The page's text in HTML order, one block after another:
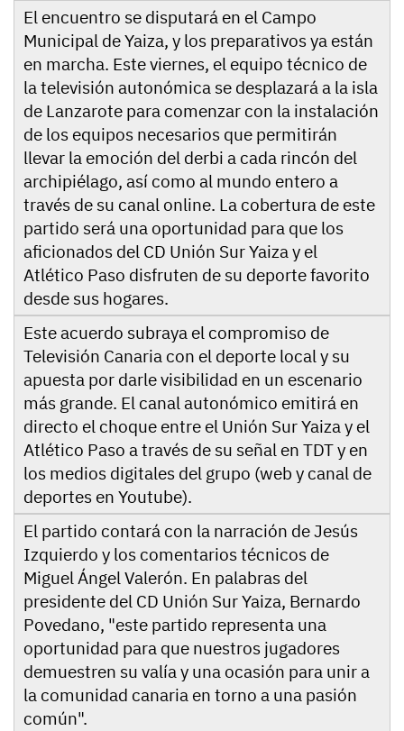
El encuentro se disputará en el Campo
Municipal de Yaiza, y los preparativos ya están
en marcha. Este viernes, el equipo técnico de
la televisión autonómica se desplazará a la isla
de Lanzarote para comenzar con la instalación
de los equipos necesarios que permitirán
llevar la emoción del derbi a cada rincón del
archipiélago, así como al mundo entero a
través de su canal online. La cobertura de este
partido será una oportunidad para que los
aficionados del CD Unión Sur Yaiza y el
Atlético Paso disfruten de su deporte favorito
desde sus hogares.
Este acuerdo subraya el compromiso de
Televisión Canaria con el deporte local y su
apuesta por darle visibilidad en un escenario
más grande. El canal autonómico emitirá en
directo el choque entre el Unión Sur Yaiza y el
Atlético Paso a través de su señal en TDT y en
los medios digitales del grupo (web y canal de
deportes en Youtube).
El partido contará con la narración de Jesús
Izquierdo y los comentarios técnicos de
Miguel Ángel Valerón. En palabras del
presidente del CD Unión Sur Yaiza, Bernardo
Povedano, "este partido representa una
oportunidad para que nuestros jugadores
demuestren su valía y una ocasión para unir a
la comunidad canaria en torno a una pasión
común".